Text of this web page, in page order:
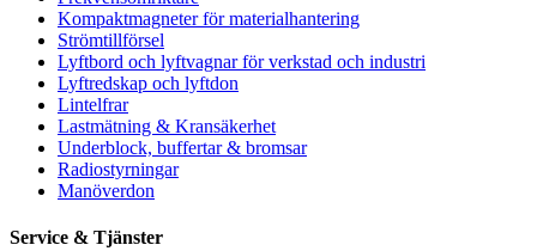
Kompaktmagneter för materialhantering
Strömtillförsel
Lyftbord och lyftvagnar för verkstad och industri
Lyftredskap och lyftdon
Lintelfrar
Lastmätning & Kransäkerhet
Underblock, buffertar & bromsar
Radiostyrningar
Manöverdon
Service & Tjänster